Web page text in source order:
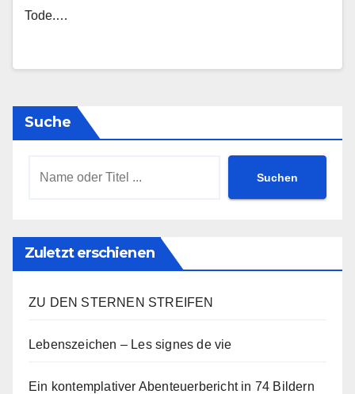
Tode.…
Suche
Suchen
Zuletzt erschienen
ZU DEN STERNEN STREIFEN
Lebenszeichen – Les signes de vie
Ein kontemplativer Abenteuerbericht in 74 Bildern